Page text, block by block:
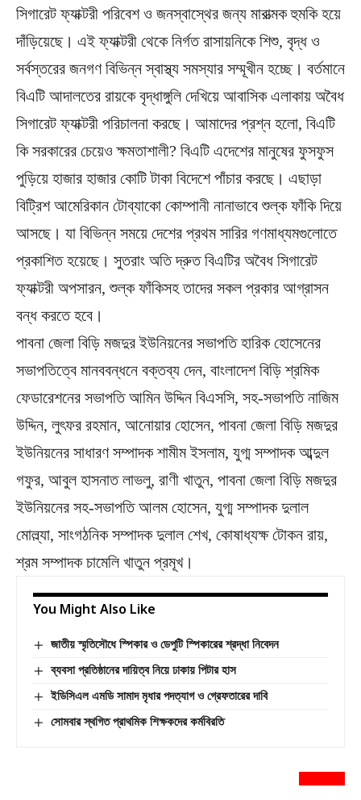
সিগারেট ফ্যাক্টরী পরিবেশ ও জনস্বাস্থের জন্য মারাত্মক হুমকি হয়ে
দাঁড়িয়েছে। এই ফ্যাক্টরী থেকে নির্গত রাসায়নিকে শিশু, বৃদ্ধ ও
সর্বস্তরের জনগণ বিভিন্ন স্বাস্থ্য সমস্যার সম্মূখীন হচ্ছে। বর্তমানে
বিএটি আদালতের রায়কে বৃদ্ধাঙ্গুলি দেখিয়ে আবাসিক এলাকায় অবৈধ
সিগারেট ফ্যাক্টরী পরিচালনা করছে। আমাদের প্রশ্ন হলো, বিএটি
কি সরকারের চেয়েও ক্ষমতাশালী? বিএটি এদেশের মানুষের ফুসফুস
পুড়িয়ে হাজার হাজার কোটি টাকা বিদেশে পাঁচার করছে। এছাড়া
বিট্রিশ আমেরিকান টোব্যাকো কোম্পানী নানাভাবে শুল্ক ফাঁকি দিয়ে
আসছে। যা বিভিন্ন সময়ে দেশের প্রথম সারির গণমাধ্যমগুলোতে
প্রকাশিত হয়েছে। সুতরাং অতি দ্রুত বিএটির অবৈধ সিগারেট
ফ্যাক্টরী অপসারন, শুল্ক ফাঁকিসহ তাদের সকল প্রকার আগ্রাসন
বন্ধ করতে হবে।
পাবনা জেলা বিড়ি মজদুর ইউনিয়নের সভাপতি হারিক হোসেনের
সভাপতিত্বে মানববন্ধনে বক্তব্য দেন, বাংলাদেশ বিড়ি শ্রমিক
ফেডারেশনের সভাপতি আমিন উদ্দিন বিএসসি, সহ-সভাপতি নাজিম
উদ্দিন, লুৎফর রহমান, আনোয়ার হোসেন, পাবনা জেলা বিড়ি মজদুর
ইউনিয়নের সাধারণ সম্পাদক শামীম ইসলাম, যুগ্ম সম্পাদক আব্দুল
গফুর, আবুল হাসনাত লাভলু, রাণী খাতুন, পাবনা জেলা বিড়ি মজদুর
ইউনিয়নের সহ-সভাপতি আলম হোসেন, যুগ্ম সম্পাদক দুলাল
মোল্ল্যা, সাংগঠনিক সম্পাদক দুলাল শেখ, কোষাধ্যক্ষ টোকন রায়,
শ্রম সম্পাদক চামেলি খাতুন প্রমূখ।
You Might Also Like
জাতীয় স্মৃতিসৌধে স্পিকার ও ডেপুটি স্পিকারের শ্রদ্ধা নিবেদন
ব্যবসা প্রতিষ্ঠানের দায়িত্ব নিয়ে ঢাকায় পিটার হাস
ইডিসিএল এমডি সামাদ মৃধার পদত্যাগ ও গ্রেফতারের দাবি
সোমবার স্থগিত প্রাথমিক শিক্ষকদের কর্মবিরতি